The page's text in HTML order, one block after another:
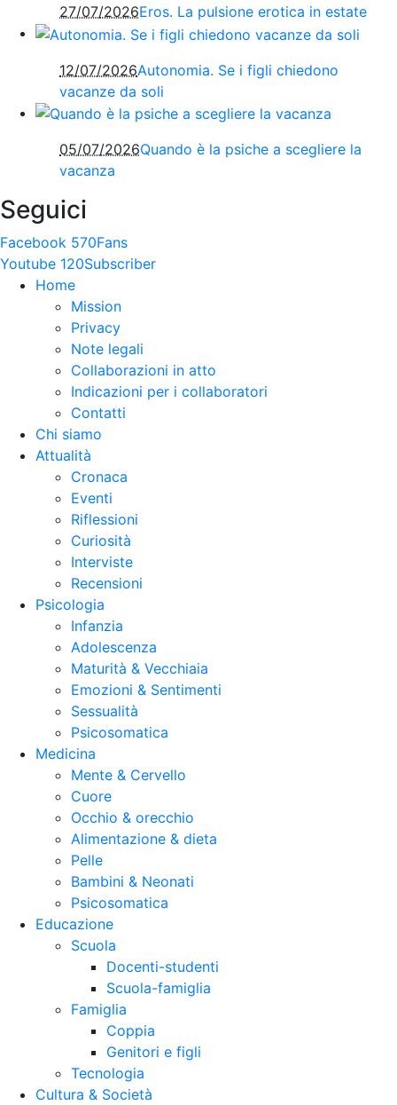
27/07/2026Eros. La pulsione erotica in estate
12/07/2026Autonomia. Se i figli chiedono
vacanze da soli
05/07/2026Quando è la psiche a scegliere la
vacanza
Seguici
Facebook 570Fans
Youtube 120Subscriber
Home
Mission
Privacy
Note legali
Collaborazioni in atto
Indicazioni per i collaboratori
Contatti
Chi siamo
Attualità
Cronaca
Eventi
Riflessioni
Curiosità
Interviste
Recensioni
Psicologia
Infanzia
Adolescenza
Maturità & Vecchiaia
Emozioni & Sentimenti
Sessualità
Psicosomatica
Medicina
Mente & Cervello
Cuore
Occhio & orecchio
Alimentazione & dieta
Pelle
Bambini & Neonati
Psicosomatica
Educazione
Scuola
Docenti-studenti
Scuola-famiglia
Famiglia
Coppia
Genitori e figli
Tecnologia
Cultura & Società